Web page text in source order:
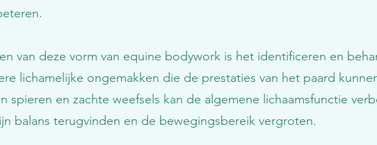
van deze vorm van equine bodywork is het identificeren en
lichamelijke ongemakken die de prestaties van het paard
spieren en zachte weefsels kan de algemene lichaamsfunctie
balans terugvinden en de bewegingsbereik vergroten.